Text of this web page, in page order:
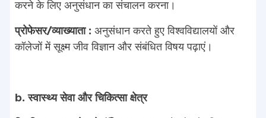
करने के लिए अनुसंधान का संचालन करना।
प्रोफेसर/व्याख्याता :अनुसंधान करते हुए विश्वविद्यालयों और
कॉलेजों में सूक्ष्म जीव विज्ञान और संबंधित विषय पढ़ाएं।
b. स्वास्थ्य सेवा और चिकित्सा क्षेत्र